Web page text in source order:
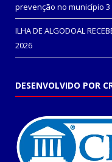
prevenção no município
ILHA DE ALGODOAL
2026
DESENVOLVIDO POR